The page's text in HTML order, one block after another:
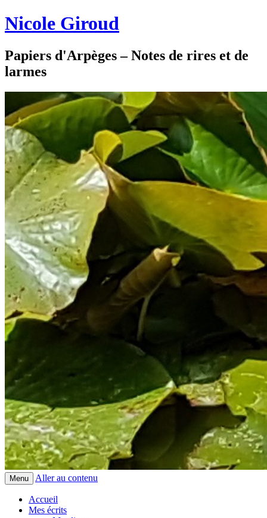
Nicole Giroud
Papiers d'Arpèges – Notes de rires et de
larmes
Menu Aller au contenu
Accueil
Mes écrits